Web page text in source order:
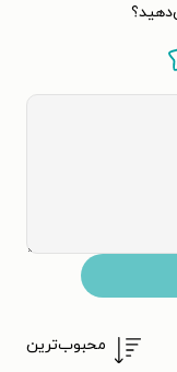
محبوب‌ترین